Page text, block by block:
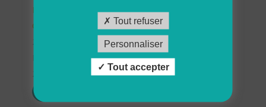
Plouzané /Plougonvelin/Le Conquet/Trébabu -
CDD ou CDI (H/F)
Possibilité de CDI ou CDD
Tout refuser
Personnaliser
Tout accepter